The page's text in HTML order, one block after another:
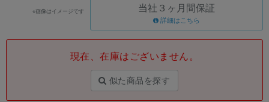
※画像はイメージです 当社３ヶ月間保証
詳細はこちら
現在、在庫はございません。
似た商品を探す